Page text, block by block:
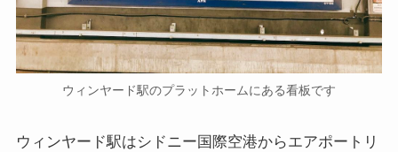
ウィンヤード駅のプラットホームにある看板です
ウィンヤード駅はシドニー国際空港からエアポートリ